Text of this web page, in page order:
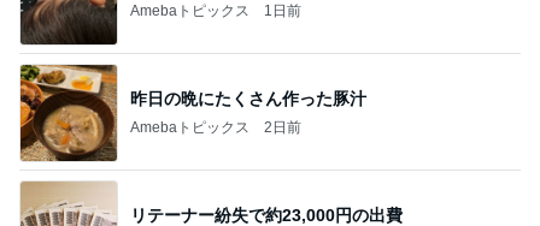
Amebaトピックス 1日前
昨日の晩にたくさん作った豚汁
Amebaトピックス 2日前
リテーナー紛失で約23,000円の出費